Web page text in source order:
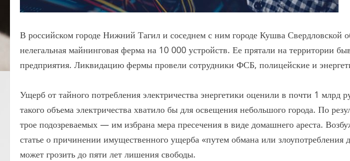
В российском городе Нижний Тагил и соседнем с ним городе Кушва Свердловской
нелегальная майнинговая ферма на 10 000 устройств. Ее прятали на территории
предприятия. Ликвидацию фермы провели сотрудники ФСБ, полицейские и
Ущерб от тайного потребления электричества энергетики оценили в почти 1 млрд
такого объема электричества хватило бы для освещения небольшого города. По
трое подозреваемых — им избрана мера пресечения в виде домашнего ареста.
статье о причинении имущественного ущерба «путем обмана или
может грозить до пяти лет лишения свободы.